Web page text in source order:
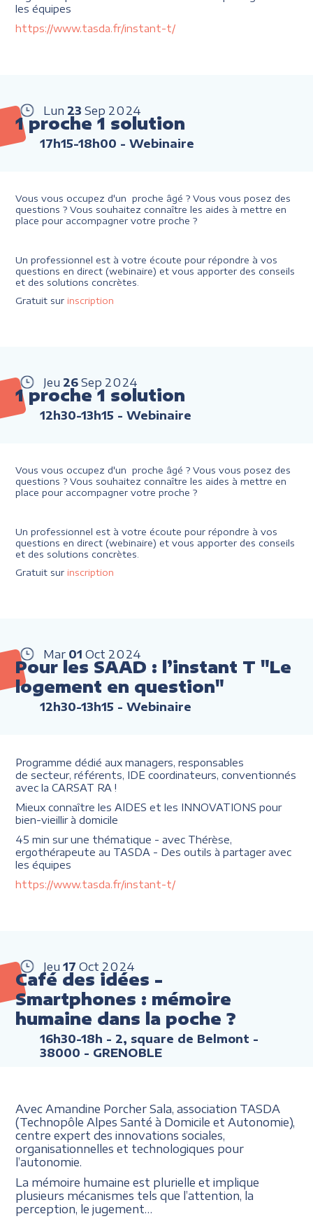
les équipes
https://www.tasda.fr/instant-t/
Lun 23 Sep 2024
1 proche 1 solution
17h15-18h00 - Webinaire
Vous vous occupez d'un proche âgé ? Vous vous posez des
questions ? Vous souhaitez connaître les aides à mettre en
place pour accompagner votre proche ?
Un professionnel est à votre écoute pour répondre à vos
questions en direct (webinaire) et vous apporter des conseils
et des solutions concrètes.
Gratuit sur inscription
Jeu 26 Sep 2024
1 proche 1 solution
12h30-13h15 - Webinaire
Vous vous occupez d'un proche âgé ? Vous vous posez des
questions ? Vous souhaitez connaître les aides à mettre en
place pour accompagner votre proche ?
Un professionnel est à votre écoute pour répondre à vos
questions en direct (webinaire) et vous apporter des conseils
et des solutions concrètes.
Gratuit sur inscription
Mar 01 Oct 2024
Pour les SAAD : l’instant T "Le
logement en question"
12h30-13h15 - Webinaire
Programme dédié aux managers, responsables
de secteur, référents, IDE coordinateurs, conventionnés
avec la CARSAT RA !
Mieux connaître les AIDES et les INNOVATIONS pour
bien-vieillir à domicile
45 min sur une thématique - avec Thérèse,
ergothérapeute au TASDA - Des outils à partager avec
les équipes
https://www.tasda.fr/instant-t/
Jeu 17 Oct 2024
Café des idées -
Smartphones : mémoire
humaine dans la poche ?
16h30-18h - 2, square de Belmont -
38000 - GRENOBLE
Avec Amandine Porcher Sala, association TASDA
(Technopôle Alpes Santé à Domicile et Autonomie),
centre expert des innovations sociales,
organisationnelles et technologiques pour
l’autonomie.
La mémoire humaine est plurielle et implique
plusieurs mécanismes tels que l’attention, la
perception, le jugement…